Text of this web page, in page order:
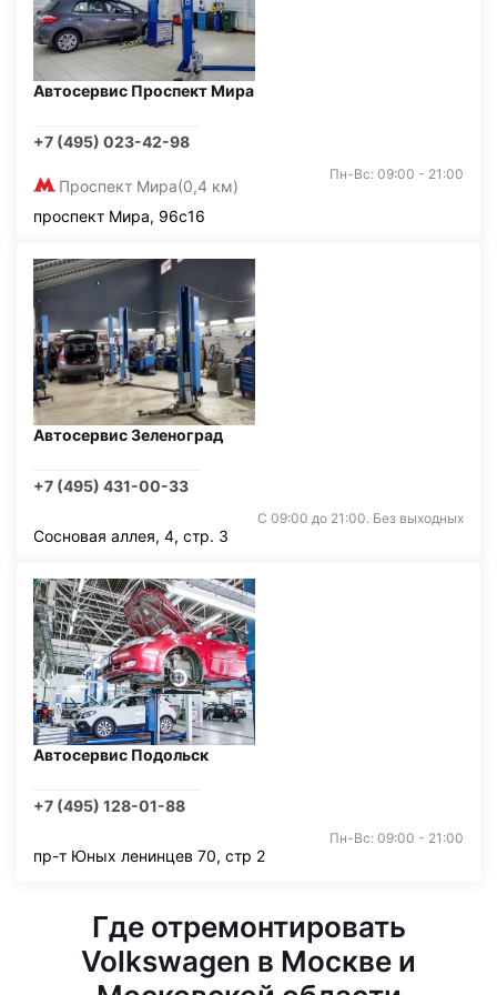
Автосервис Проспект Мира
+7 (495) 023-42-98
Проспект Мира(0,4 км)
Пн-Вс: 09:00 - 21:00
проспект Мира, 96с16
Автосервис Зеленоград
+7 (495) 431-00-33
С 09:00 до 21:00. Без выходных
Сосновая аллея, 4, стр. 3
Автосервис Подольск
+7 (495) 128-01-88
Пн-Вс: 09:00 - 21:00
пр-т Юных ленинцев 70, стр 2
Где отремонтировать
Volkswagen в Москве и